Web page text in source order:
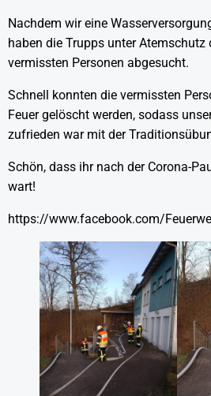
Nachdem wir eine
haben die Trupps unter Atemschutz
vermissten Personen abgesucht.
Schnell konnten die vermissten
Feuer gelöscht werden, sodass
zufrieden war mit der
Schön, dass ihr nach der Corona-
wart!
https://www.facebook.com/